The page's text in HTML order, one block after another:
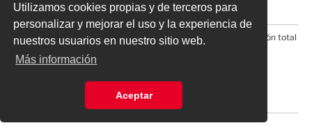
Utilizamos cookies propias y de terceros para
personalizar y mejorar el uso y la experiencia de
nuestros usuarios en nuestro sitio web.
Más información
Aceptar
© 2026 Todos los derechos reservados. Prohibida la reproducción total
o parcial, incluyendo cualquier medio electrónico*